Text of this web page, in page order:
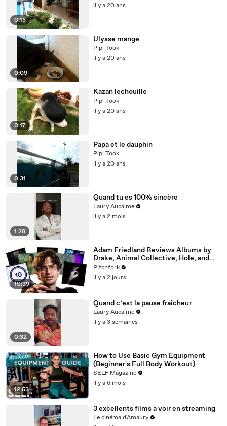
0:15
il y a 20 ans
0:09
Ulysse mange
Pipi Took
il y a 20 ans
0:17
Kazan lechouille
Pipi Took
il y a 20 ans
0:31
Papa et le dauphin
Pipi Took
il y a 20 ans
1:28
Quand tu es 100% sincère
Laury Aucalme
il y a 2 mois
10:39
Adam Friedland Reviews Albums by
Drake, Animal Collective, Hole, and
More
Pitchfork
il y a 2 jours
0:32
Quand c’est la pause fraîcheur
Laury Aucalme
il y a 3 semaines
12:53
How to Use Basic Gym Equipment
(Beginner's Full Body Workout)
SELF Magazine
il y a 6 mois
3 excellents films à voir en streaming
Le cinéma d'Amaury